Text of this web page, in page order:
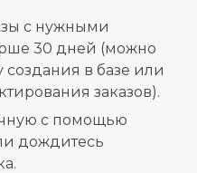
с нужными
30 дней (можно
в базе или
заказов).
с помощью
дождитесь